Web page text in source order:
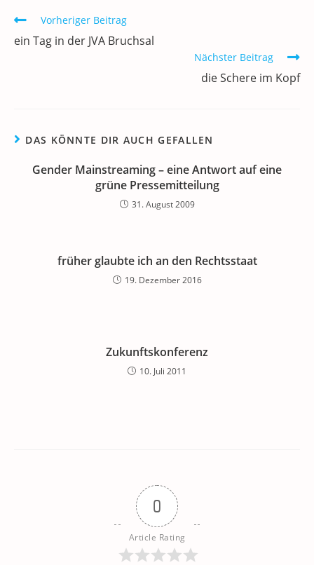
o
o
n
p
Weitere
ansehen
Vorheriger Beitrag
ein Tag in der JVA Bruchsal
Nächster Beitrag
die Schere im Kopf
DAS KÖNNTE DIR AUCH GEFALLEN
Gender Mainstreaming – eine Antwort auf eine
grüne Pressemitteilung
31. August 2009
früher glaubte ich an den Rechtsstaat
19. Dezember 2016
Zukunftskonferenz
10. Juli 2011
0
Article Rating